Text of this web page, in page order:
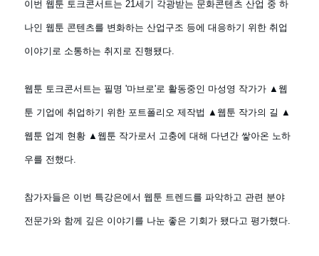
이번 웹툰 토크콘서트는 21세기 각광받는 문화콘텐츠 산업 중 하
나인 웹툰 콘텐츠를 변화하는 산업구조 등에 대응하기 위한 취업
이야기로 소통하는 취지로 진행됐다.
웹툰 토크콘서트는 필명 '마브로'로 활동중인 마성영 작가가 ▲웹
툰 기업에 취업하기 위한 포트폴리오 제작법 ▲웹툰 작가의 길 ▲
웹툰 업계 현황 ▲웹툰 작가로서 고충에 대해 다년간 쌓아온 노하
우를 전했다.
참가자들은 이번 특강은에서 웹툰 트렌드를 파악하고 관련 분야
전문가와 함께 깊은 이야기를 나눈 좋은 기회가 됐다고 평가했다.